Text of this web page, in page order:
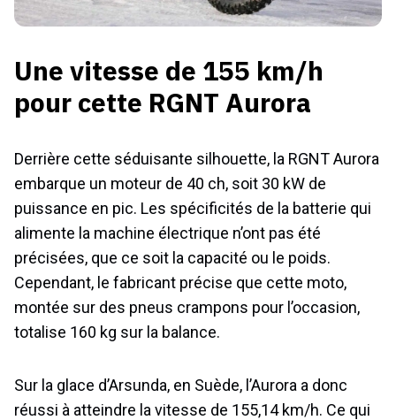
Une vitesse de 155 km/h
pour cette RGNT Aurora
Derrière cette séduisante silhouette, la RGNT Aurora
embarque un moteur de 40 ch, soit 30 kW de
puissance en pic. Les spécificités de la batterie qui
alimente la machine électrique n’ont pas été
précisées, que ce soit la capacité ou le poids.
Cependant, le fabricant précise que cette moto,
montée sur des pneus crampons pour l’occasion,
totalise 160 kg sur la balance.
Sur la glace d’Arsunda, en Suède, l’Aurora a donc
réussi à atteindre la vitesse de 155,14 km/h. Ce qui